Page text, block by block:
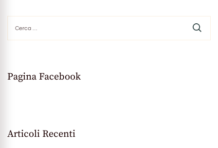
per:
Pagina Facebook
Articoli Recenti